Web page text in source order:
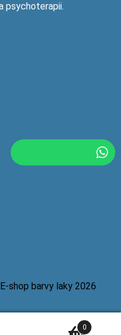
psychoterapii.
shop barvy laky 2026
0